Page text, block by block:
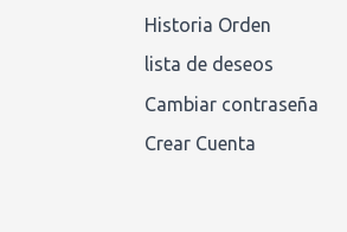
Historia Orden
lista de deseos
Cambiar contraseña
Crear Cuenta